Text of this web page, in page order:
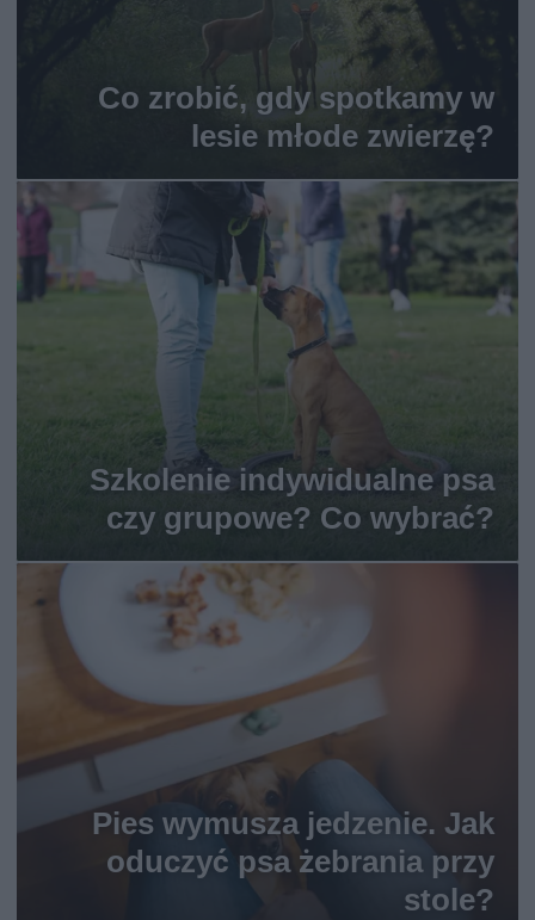
Co zrobić, gdy spotkamy w
lesie młode zwierzę?
Szkolenie indywidualne psa
czy grupowe? Co wybrać?
Pies wymusza jedzenie. Jak
oduczyć psa żebrania przy
stole?